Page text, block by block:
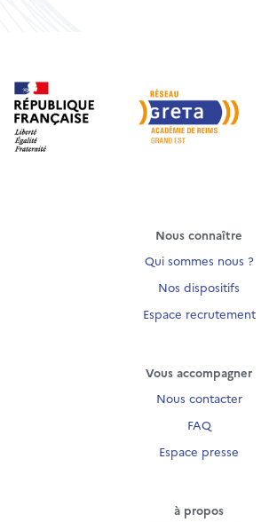
Nous connaître
Qui sommes nous ?
Nos dispositifs
Espace recrutement
Vous accompagner
Nous contacter
FAQ
Espace presse
à propos